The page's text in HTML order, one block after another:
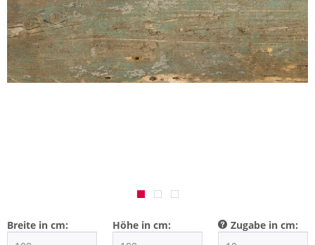
Breite in cm: Höhe in cm: Zugabe in cm: